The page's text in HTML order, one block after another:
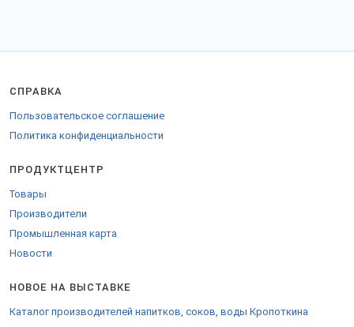
СПРАВКА
Пользовательское соглашение
Политика конфиденциальности
ПРОДУКТЦЕНТР
Товары
Производители
Промышленная карта
Новости
НОВОЕ НА ВЫСТАВКЕ
Каталог производителей напитков, соков, воды Кропоткина